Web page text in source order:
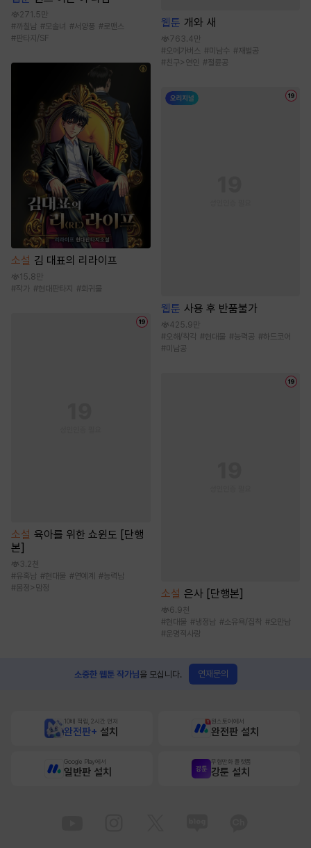
271.5만
#까칠남 #모솔녀 #서양풍 #로맨스
#판타지/SF
소설 김 대표의 리라이프
15.8만
#작가 #현대판타지 #회귀물
소설 육아를 위한 쇼윈도 [단행
본]
3.2천
#유혹남 #현대물 #연예계 #능력남
# 몸정>맘정
웹툰 개와 새
763.4만
#오메가버스 #미남수 #재벌공
#친구>연인 #절륜공
웹툰 사용 후 반품불가
425.9만
#오해/착각 #현대물 #능력공 #하드코어
#미남공
소설 은사 [단행본]
6.9천
#현대물 #냉정남 #소유욕/집착 #오만남
#운명적사랑
소중한 웹툰 작가님을 모십니다. 연재문의
10배 적립, 2시간 먼저
완전판+ 설치
원스토어에서
완전판 설치
Google Play에서
일반판 설치
무협만화 플랫폼
강툰 설치